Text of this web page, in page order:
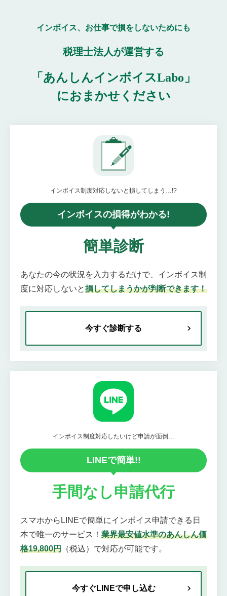
インボイス、お仕事で損をしないためにも
税理士法人が運営する
「あんしんインボイスLabo」
におまかせください
インボイス制度対応しないと損してしまう…!?
インボイスの損得がわかる!
簡単診断
あなたの今の状況を入力するだけで、インボイス制
度に対応しないと損してしまうかが判断できます！
今すぐ診断する
インボイス制度対応したいけど申請が面倒…
LINEで簡単!!
手間なし申請代行
スマホからLINEで簡単にインボイス申請できる日
本で唯一のサービス！ 業界最安値水準のあんしん価
格19,800円 （税込）で対応が可能です。
今すぐLINEで申し込む